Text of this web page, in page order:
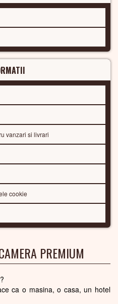
vanzari si livrari
cookie
PREMIUM
ca o masina, o casa, un hotel